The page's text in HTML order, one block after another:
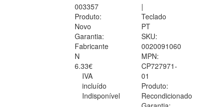
003357
Produto:
Novo
Garantia:
Fabricante
N
6.33€
IVA
incluído
Indisponível
|
Teclado
PT
SKU:
0020091060
MPN:
CP727971-
01
Produto:
Recondicionado